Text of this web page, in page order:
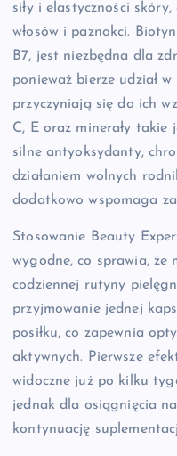
siły i elastyczności
włosów i paznokci.
B7, jest niezbędna dla
ponieważ bierze udział
przyczyniają się do ich
C, E oraz minerały takie
silne antyoksydanty,
działaniem wolnych
dodatkowo wspomaga
Stosowanie Beauty
wygodne, co sprawia, że
codziennej rutyny
przyjmowanie jednej
posiłku, co zapewnia
aktywnych. Pierwsze
widoczne już po kilku
jednak dla osiągnięcia
kontynuację